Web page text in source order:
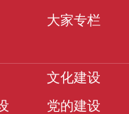
大家专栏
文化建设
党的建设